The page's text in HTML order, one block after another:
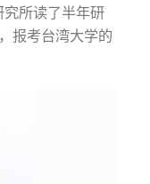
所读了半年研
报考台湾大学的